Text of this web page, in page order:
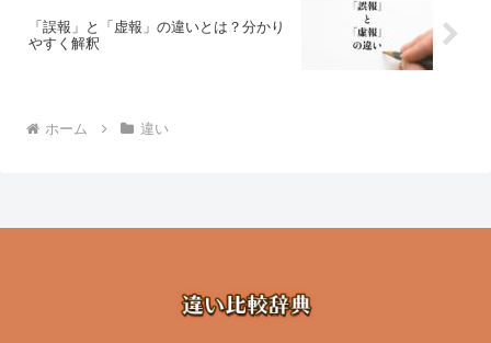
「誤報」と「虚報」の違いとは？分かり
やすく解釈
ホーム 違い